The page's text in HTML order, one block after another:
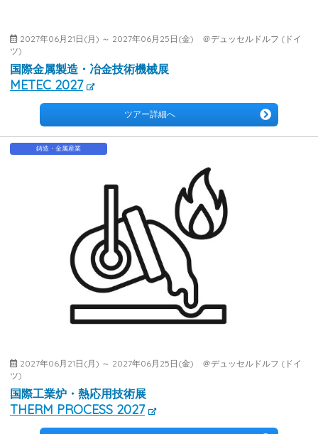
2027年06月21日(月) ～ 2027年06月25日(金) ＠デュッセルドルフ (ドイ
ツ)
国際金属製造・冶金技術機械展
METEC 2027
ツアー詳細へ
鋳造・金属産業
2027年06月21日(月) ～ 2027年06月25日(金) ＠デュッセルドルフ (ドイ
ツ)
国際工業炉・熱応用技術展
THERM PROCESS 2027